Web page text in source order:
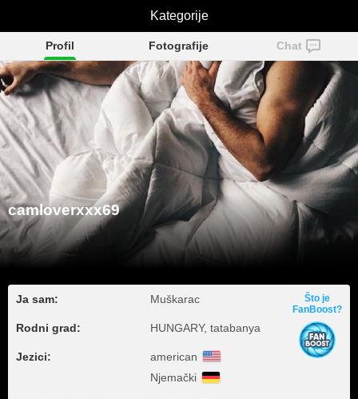
camloverxxx69
Profil Fotografije Chat
camloverxxx69
Ja sam: Muškarac
Rodni grad: HUNGARY, tatabanya
Jezici:
american
Njemački
Što je
FanBoost?
Kategorije